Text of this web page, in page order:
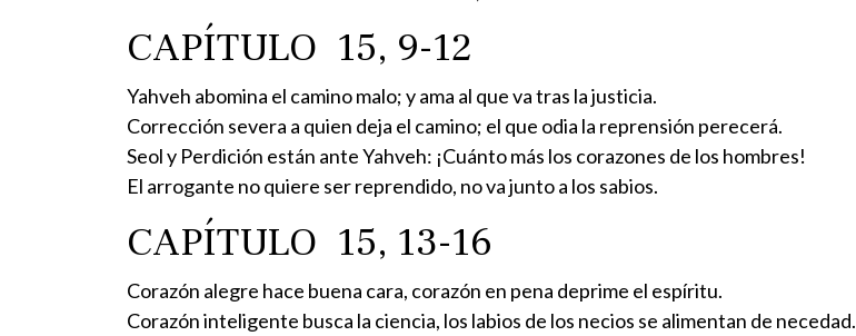
CAPÍTULO 15, 9-12
Yahveh abomina el camino malo; y ama al que va tras la justicia.
Corrección severa a quien deja el camino; el que odia la reprensión perecerá.
Seol y Perdición están ante Yahveh: ¡Cuánto más los corazones de los hombres!
El arrogante no quiere ser reprendido, no va junto a los sabios.
CAPÍTULO 15, 13-16
Corazón alegre hace buena cara, corazón en pena deprime el espíritu.
Corazón inteligente busca la ciencia, los labios de los necios se alimentan de necedad.